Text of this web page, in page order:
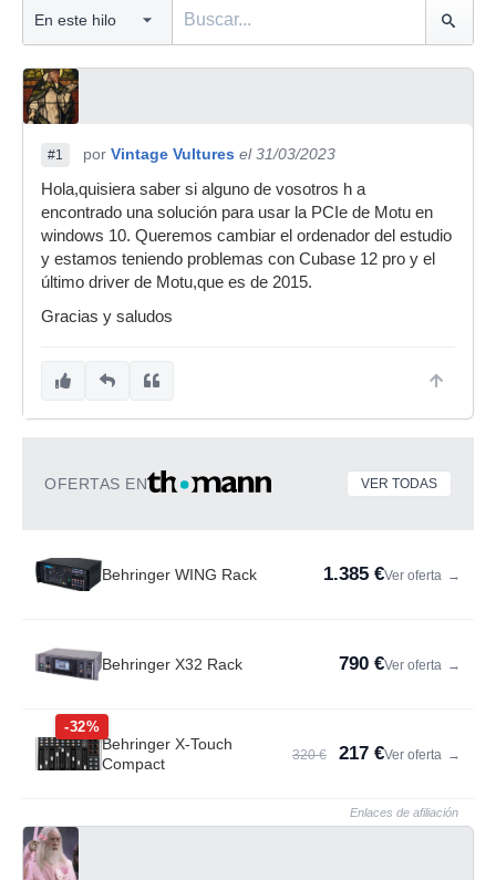
#1 por Vintage Vultures el 31/03/2023
Hola,quisiera saber si alguno de vosotros h a
encontrado una solución para usar la PCIe de Motu en
windows 10. Queremos cambiar el ordenador del estudio
y estamos teniendo problemas con Cubase 12 pro y el
último driver de Motu,que es de 2015.
Gracias y saludos
OFERTAS EN VER TODAS
Behringer WING Rack 1.385 €Ver oferta →
Behringer X32 Rack 790 €Ver oferta →
-32%
Behringer X-Touch
Compact
320 € 217 €Ver oferta →
Enlaces de afiliación